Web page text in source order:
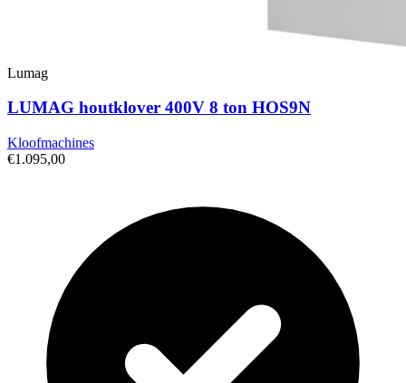
Lumag
LUMAG houtklover 400V 8 ton HOS9N
Kloofmachines
€1.095,00